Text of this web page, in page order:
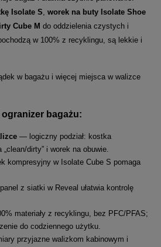
Isolate S, worek na buty Isolate Shoe
Cube M do oddzielenia czystych i
w 100% z recyklingu, są lekkie i
w bagażu i więcej miejsca w walizce
ogranizer bagażu:
— logiczny podział: kostka
dirty” i worek na obuwie.
kompresyjny w Isolate Cube S pomaga
z siatki w Reveal ułatwia kontrolę
materiały z recyklingu, bez PFC/PFAS;
do codziennego użytku.
przyjazne walizkom kabinowym i